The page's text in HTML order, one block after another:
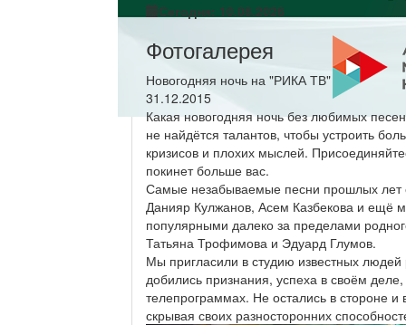
Сегодня: 10.08.2026
Фотогалерея
Новогодняя ночь на "РИКА ТВ"
31.12.2015
Какая новогодняя ночь без любимых
не найдётся талантов, чтобы устроить
кризисов и плохих мыслей.
покинет больше вас.
Самые незабываемые песни прошлых лет
Данияр Кулжанов, Асем Казбекова и ещё
популярными далеко за пределами
Татьяна Трофимова и Эдуард Глумов.
Мы пригласили в студию известных
добились признания, успеха в своём
телепрограммах. Не остались в стороне
скрывая своих разносторонних